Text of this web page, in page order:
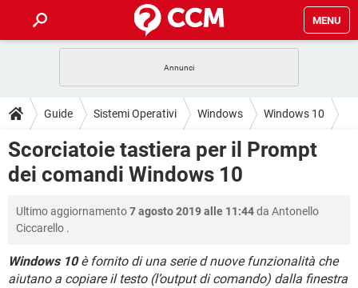
MENU
INTRATTENIMENTO ANDROID
iOS WINDOWS 10
INSTAGRAM WHATSAPP
HARDWARE
GUIDE
COVID-19
INTRATTENIMENTO ANDROID
INSTAGRAM WHATSAPP
HARDWARE
DOWNLOAD
COVID-19 GAMING
iOS
INSTAGRAM WHATSAPP
TIKTOK FACEBOOK
FORUM
COVID-19 GAMING
iOS WINDOWS 10
GLOSSARIO
COVID-19 GAMING
INTRATTENIMENTO ANDROID
Guide Sistemi Operativi Windows Windows 10
Scorciatoie tastiera per il Prompt
dei comandi Windows 10
Ultimo aggiornamento7 agosto 2019 alle 11:44da Antonello
Ciccarello .
Windows 10è fornito di una serie d nuove funzionalità che
aiutano a copiare il testo (l’output di comando) dalla finestra